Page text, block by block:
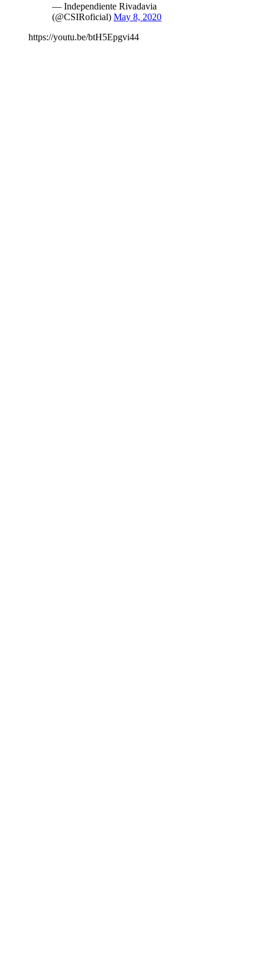
— Independiente Rivadavia
(@CSIRoficial) May 8, 2020
https://youtu.be/btH5Epgvi44